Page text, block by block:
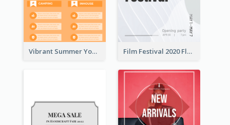
Vibrant Summer Youth Flyer Design Templates Film Festival 2020 Flyer